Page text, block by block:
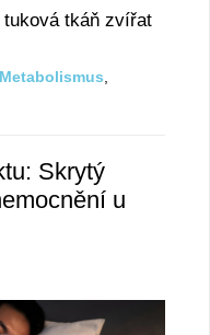
tkáň zvířat
Metabolismus,
Skrytý
u